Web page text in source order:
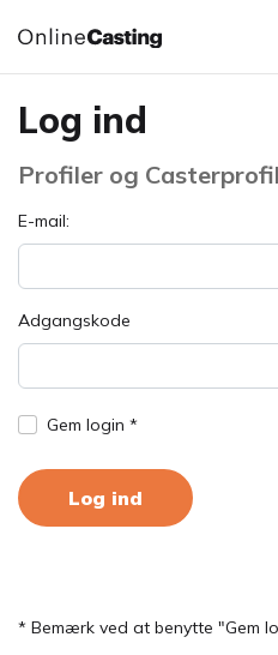
Log ind
Profiler og
E-mail:
Adgangskode
Gem login *
Log ind
* Bemærk ved at benytte "Gem